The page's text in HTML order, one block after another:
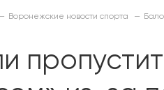
Воронежские новости спорта